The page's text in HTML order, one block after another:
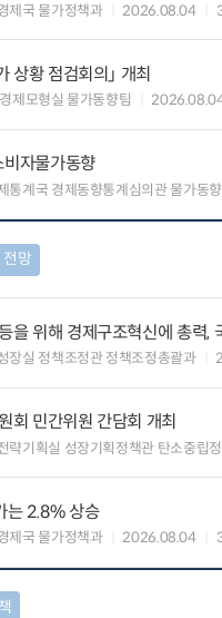
제국 물가정책과 2026.08.04
상황 점검회의」 개최
제모형실 물가동향팀
자물가동향
통계국 경제동향통계심의관 물가동
전망
을 위해 경제구조혁신에 총력,
장실 정책조정관 정책조정총괄과
회 민간위원 간담회 개최
략기획실 성장기획정책관 탄소중립
는 2.8% 상승
제국 물가정책과 2026.08.04